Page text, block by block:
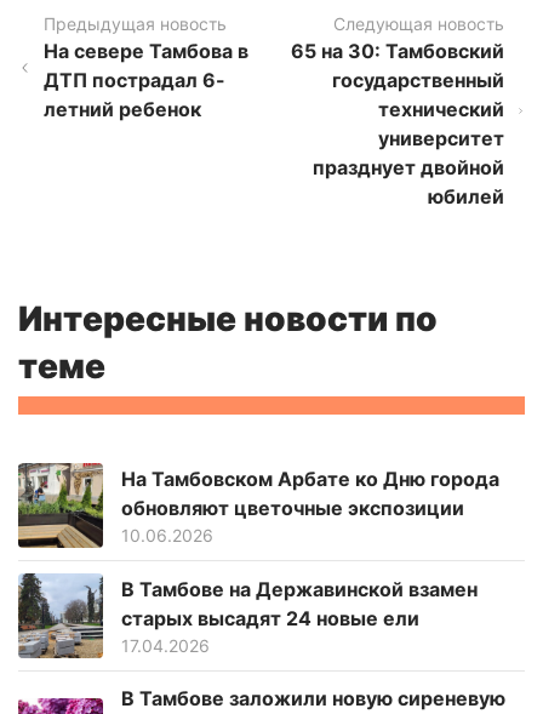
Предыдущая новость
На севере Тамбова в
ДТП пострадал 6-
летний ребенок
Следующая новость
65 на 30: Тамбовский
государственный
технический
университет
празднует двойной
юбилей
Интересные новости по
теме
На Тамбовском Арбате ко Дню города
обновляют цветочные экспозиции
10.06.2026
В Тамбове на Державинской взамен
старых высадят 24 новые ели
17.04.2026
В Тамбове заложили новую сиреневую